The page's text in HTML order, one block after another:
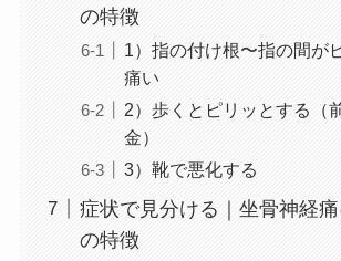
の特徴
1）指の付け根〜指の間が
痛い
2）歩くとピリッとする（
金）
3）靴で悪化する
症状で見分ける｜坐骨神経
の特徴